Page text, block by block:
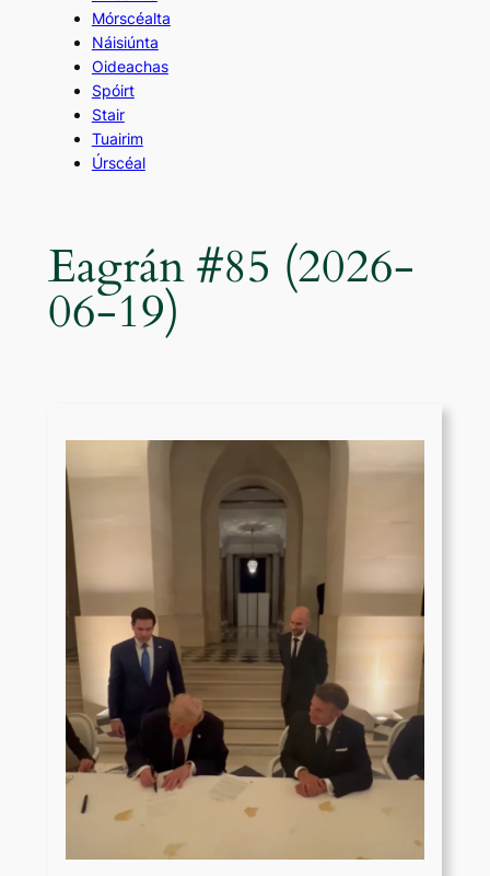
Mórscéalta
Náisiúnta
Oideachas
Spóirt
Stair
Tuairim
Úrscéal
Eagrán #85 (2026-
06-19)